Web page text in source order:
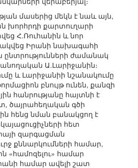
մասերից մեկն է նաև այն,
խորհրդի քարտուղարի
Հ.Ռուհանին և նոր
Իրանի նախագահի
ժամանակ
Ա.Լարիջանին։
և Լարիջանիի նշանակումը
բնույթ ունեն, քանզի
հանրությանը հայտնի է
ծայրահեղական գծի
հենց նման բանակցող է
հետ
զարգացման
քննարկումների համար,
«համոզելու» համար
համար ավելի շատ